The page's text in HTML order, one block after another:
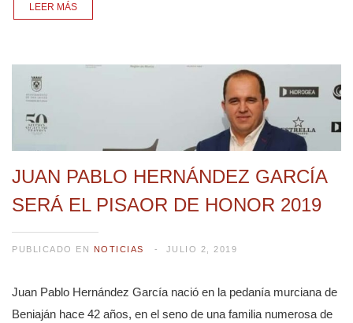
LEER MÁS
JUAN PABLO HERNÁNDEZ GARCÍA
SERÁ EL PISAOR DE HONOR 2019
PUBLICADO EN NOTICIAS JULIO 2, 2019
Juan Pablo Hernández García nació en la pedanía murciana de
Beniaján hace 42 años, en el seno de una familia numerosa de